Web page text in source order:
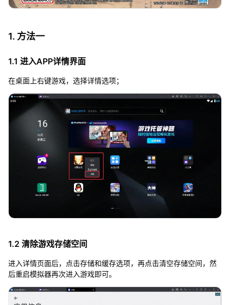
1. 方法一
1.1 进入APP详情界面
在桌面上右键游戏，选择详情选项；
1.2 清除游戏存储空间
进入详情页面后，点击存储和缓存选项，再点击清空存储空间，然
后重启模拟器再次进入游戏即可。